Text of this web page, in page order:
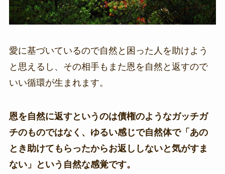
愛に基づいているので自然と困った人を助けよう
と思えるし、その相手もまた恩を自然と返すので
いい循環が生まれます。
恩を自然に返すというのは債権のようなガッチガ
チのものではなく、ゆるい感じで自然体で「あの
とき助けてもらったからお返ししないと気がすま
ない」という自然な感覚です。